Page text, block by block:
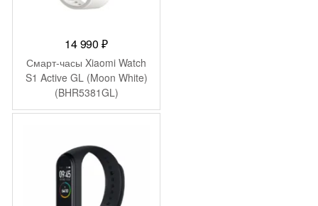
14 990₽
Смарт-часы Xiaomi Watch
S1 Active GL (Moon White)
(BHR5381GL)